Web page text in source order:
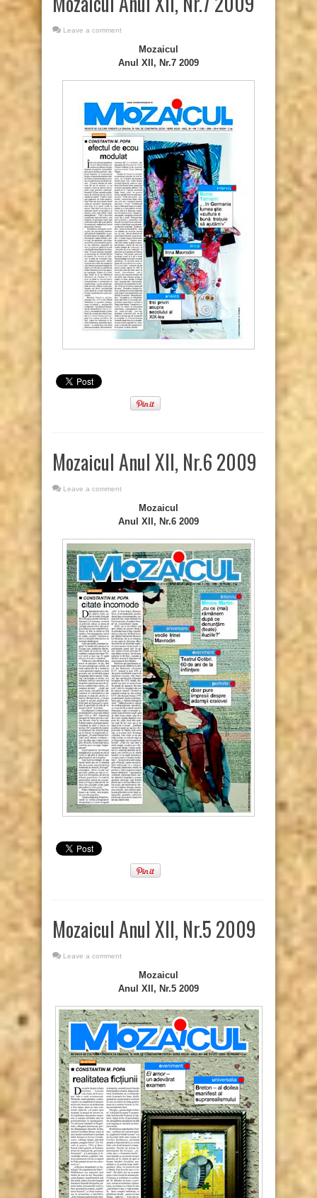
Leave a comment
Mozaicul
Anul XII, Nr.7 2009
Mozaicul Anul XII, Nr.6 2009
Leave a comment
Mozaicul
Anul XII, Nr.6 2009
Mozaicul Anul XII, Nr.5 2009
Leave a comment
Mozaicul
Anul XII, Nr.5 2009